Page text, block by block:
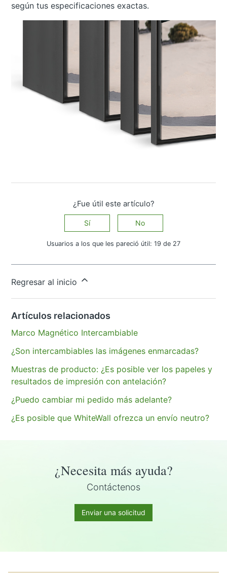
según tus especificaciones exactas.
¿Fue útil este artículo?
Sí No
Usuarios a los que les pareció útil: 19 de 27
Regresar al inicio
Artículos relacionados
Marco Magnético Intercambiable
¿Son intercambiables las imágenes enmarcadas?
Muestras de producto: ¿Es posible ver los papeles y
resultados de impresión con antelación?
¿Puedo cambiar mi pedido más adelante?
¿Es posible que WhiteWall ofrezca un envío neutro?
¿Necesita más ayuda?
Contáctenos
Enviar una solicitud